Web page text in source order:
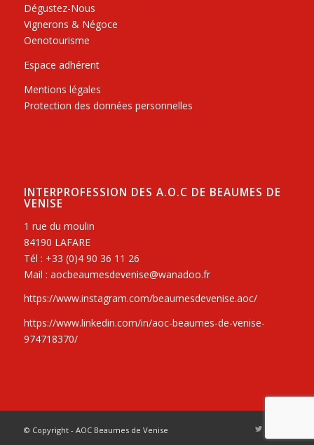
Dégustez-Nous
Vignerons & Négoce
Oenotourisme
Espace adhérent
Mentions légales
Protection des données personnelles
INTERPROFESSION DES A.O.C DE BEAUMES DE
VENISE
1 rue du moulin
84190 LAFARE
Tél : +33 (0)4 90 36 11 26
Mail : aocbeaumesdevenise@wanadoo.fr
https://www.instagram.com/beaumesdevenise.aoc/
https://www.linkedin.com/in/aoc-beaumes-de-venise-
974718370/
© Copyright - AOC Beaumes de Venise